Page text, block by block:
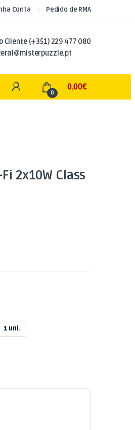
Conta Pedido de RMA
Cliente(+351) 229 477 080
My Account
0
0,00€
2x10W Class
1 uni.